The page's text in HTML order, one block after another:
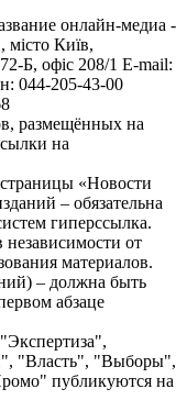
онлайн-медиа -
місто Київ,
офіс 208/1 E-mail:
044-205-43-00
размещённых на
на
«Новости
– обязательна
гиперссылка.
от
материалов.
– должна быть
абзаце
"Власть", "Выборы",
публикуются на